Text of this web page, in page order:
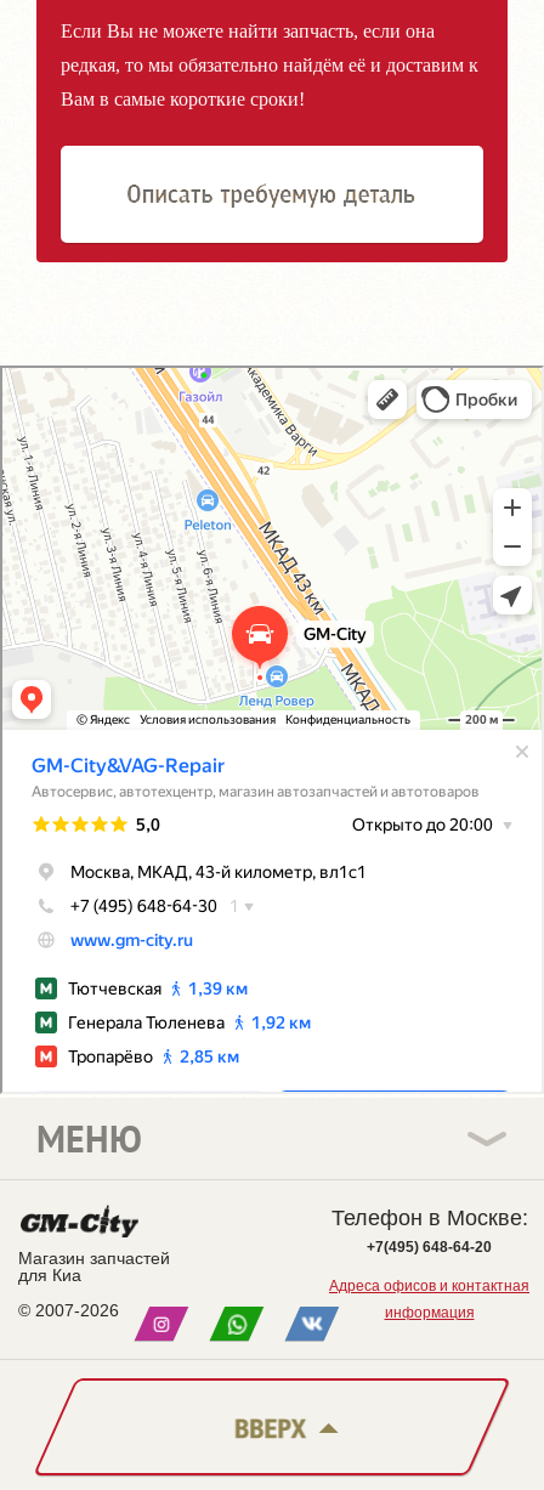
Если Вы не можете найти запчасть, если она
редкая, то мы обязательно найдём её и доставим к
Вам в самые короткие сроки!
GM-City&VAG-Repair
Автосервис, автотехцентр в Москве
Магазин автозапчастей и автотоваров в Москве
Магазин запчастей
для Киа
© 2007-2026
МЕНЮ
Телефон в Москве:
+7(495) 648-64-20
Адреса офисов и контактная
информация